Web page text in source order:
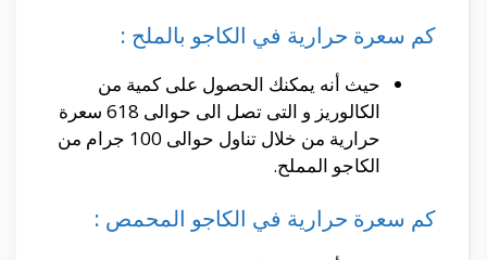
كم سعرة حرارية في الكاجو بالملح :
حيث أنه يمكنك الحصول على كمية من
الكالوريز و التى تصل الى حوالى 618 سعرة
حرارية من خلال تناول حوالى 100 جرام من
الكاجو المملح.
كم سعرة حرارية في الكاجو المحمص :